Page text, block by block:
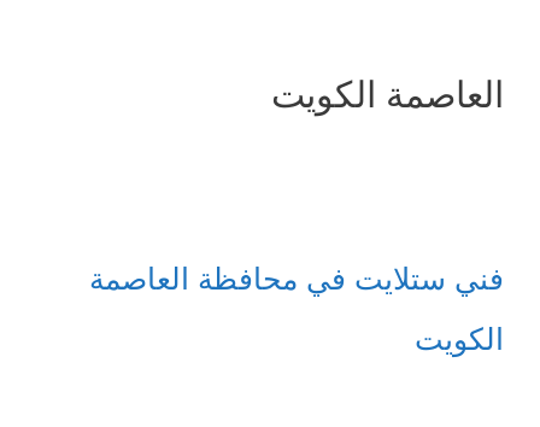
العاصمة الكويت
فني ستلايت في محافظة العاصمة
الكويت